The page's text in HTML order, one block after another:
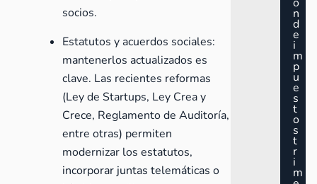
socios.
Estatutos y acuerdos sociales:
mantenerlos actualizados es
clave. Las recientes reformas
(Ley de Startups, Ley Crea y
Crece, Reglamento de Auditoría,
entre otras) permiten
modernizar los estatutos,
incorporar juntas telemáticas o
n
d
e
i
m
p
u
e
s
t
o
s
t
r
i
m